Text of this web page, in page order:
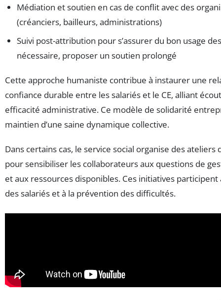
Médiation et soutien en cas de conflit avec des
(créanciers, bailleurs, administrations)
Suivi post-attribution pour s’assurer du bon usage
nécessaire, proposer un soutien prolongé
Cette approche humaniste contribue à instaurer une
confiance durable entre les salariés et le CE, alliant
efficacité administrative. Ce modèle de solidarité
maintien d’une saine dynamique collective.
Dans certains cas, le service social organise des ateliers
pour sensibiliser les collaborateurs aux questions de
et aux ressources disponibles. Ces initiatives participent
des salariés et à la prévention des difficultés.